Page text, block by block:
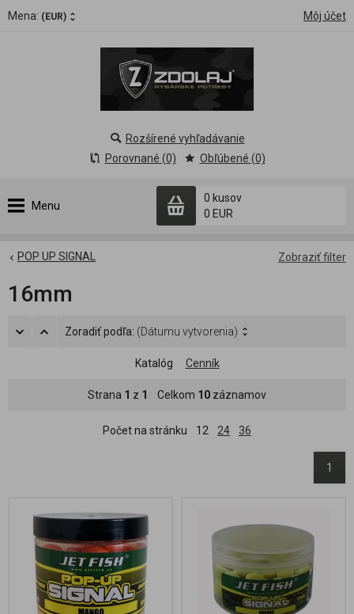
Mena: (EUR) Môj účet
Menu
0 kusov
0 EUR
Rozšírené vyhľadávanie
Porovnané (0)
Obľúbené (0)
Zobraziť filter
POP UP SIGNAL
16mm
Zoradiť podľa: (Dátumu vytvorenia)
Katalóg Cenník
Strana 1 z 1 Celkom 10 záznamov
Počet na stránku 12 24 36
1